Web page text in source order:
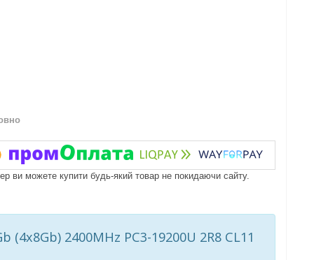
ви можете купити будь-який товар не покидаючи сайту.
(4x8Gb) 2400MHz PC3-19200U 2R8 CL11